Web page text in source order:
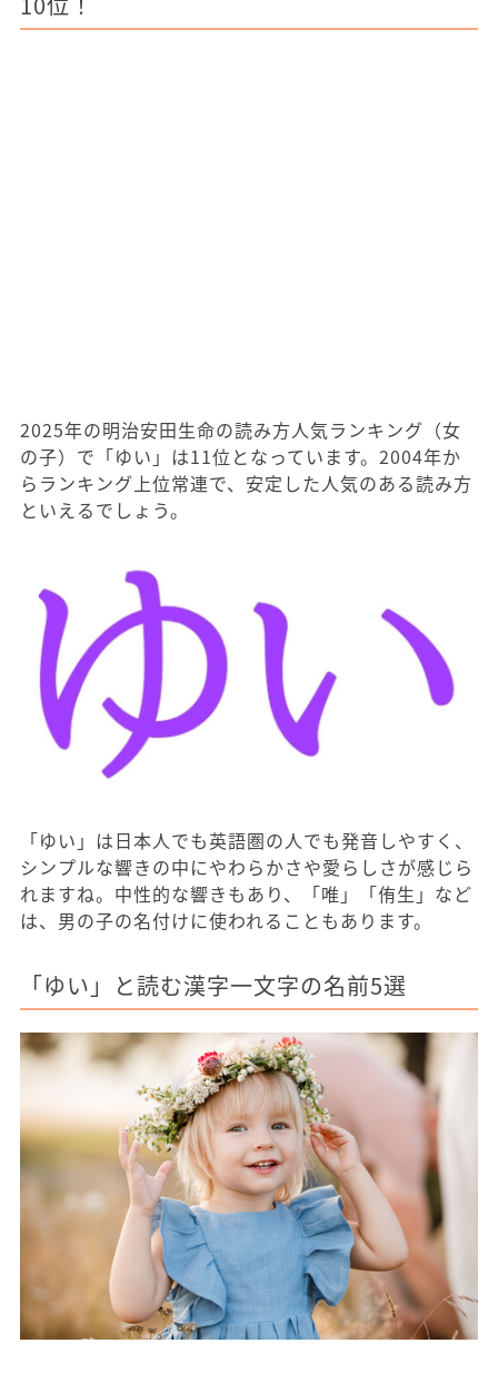
2025年の明治安田生命の読み方人気ランキング（女
の子）で「ゆい」は11位となっています。2004年か
らランキング上位常連で、安定した人気のある読み方
といえるでしょう。
「ゆい」は日本人でも英語圏の人でも発音しやすく、
シンプルな響きの中にやわらかさや愛らしさが感じら
れますね。中性的な響きもあり、「唯」「侑生」など
は、男の子の名付けに使われることもあります。
「ゆい」と読む漢字一文字の名前5選